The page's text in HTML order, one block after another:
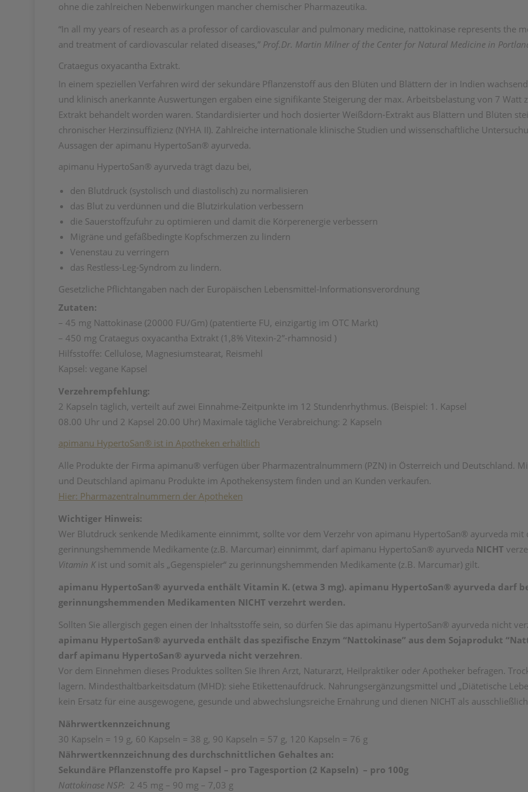
ohne die zahlreichen Nebenwirkungen mancher chemischer Pharmazeutika.
“In all my years of research as a professor of cardiovascular and pulmonary medicine, nattokinase represents the
and treatment of cardiovascular related diseases,” Prof.Dr. Martin Milner of the Center for Natural Medicine in
Crataegus oxyacantha Extrakt.
In einem speziellen Verfahren wird der sekundäre Pflanzenstoff aus den Blüten und Blättern der in Indien
und klinisch anerkannte Auswertungen ergaben eine signifikante Steigerung der max. Arbeitsbelastung von 7
Extrakt behandelt worden waren. Standardisierter und hoch dosierter Weißdorn-Extrakt aus Blättern und Blüten
chronischer Herzinsuffizienz (NYHA II). Zahlreiche internationale klinische Studien und wissenschaftliche
Aussagen der apimanu HypertoSan® ayurveda.
apimanu HypertoSan® ayurveda trägt dazu bei,
den Blutdruck (systolisch und diastolisch) zu normalisieren
das Blut zu verdünnen und die Blutzirkulation verbessern
die Sauerstoffzufuhr zu optimieren und damit die Körperenergie verbessern
Migräne und gefäßbedingte Kopfschmerzen zu lindern
Venenstau zu verringern
das Restless-Leg-Syndrom zu lindern.
Gesetzliche Pflichtangaben nach der Europäischen Lebensmittel-Informationsverordnung
Zutaten:
– 45 mg Nattokinase (20000 FU/Gm) (patentierte FU, einzigartig im OTC Markt)
– 450 mg Crataegus oxyacantha Extrakt (1,8% Vitexin-2”-rhamnosid )
Hilfsstoffe: Cellulose, Magnesiumstearat, Reismehl
Kapsel: vegane Kapsel
Verzehrempfehlung:
2 Kapseln täglich, verteilt auf zwei Einnahme-Zeitpunkte im 12 Stundenrhythmus. (Beispiel: 1. Kapsel
08.00 Uhr und 2 Kapsel 20.00 Uhr) Maximale tägliche Verabreichung: 2 Kapseln
apimanu HypertoSan® ist in Apotheken erhältlich
Alle Produkte der Firma apimanu® verfügen über Pharmazentralnummern (PZN) in Österreich und Deutschland.
und Deutschland apimanu Produkte im Apothekensystem finden und an Kunden verkaufen.
Hier: Pharmazentralnummern der Apotheken
Wichtiger Hinweis:
Wer Blutdruck senkende Medikamente einnimmt, sollte vor dem Verzehr von apimanu HypertoSan® ayurveda
gerinnungshemmende Medikamente (z.B. Marcumar) einnimmt, darf apimanu HypertoSan® ayurveda NICHT
Vitamin K ist und somit als „Gegenspieler“ zu gerinnungshemmenden Medikamente (z.B. Marcumar) gilt.
apimanu HypertoSan® ayurveda enthält Vitamin K. (etwa 3 mg). apimanu HypertoSan® ayurveda darf
gerinnungshemmenden Medikamenten NICHT verzehrt werden.
Sollten Sie allergisch gegen einen der Inhaltsstoffe sein, so dürfen Sie das apimanu HypertoSan® ayurveda nicht
apimanu HypertoSan® ayurveda enthält das spezifische Enzym “Nattokinase” aus dem Sojaprodukt
darf apimanu HypertoSan® ayurveda nicht verzehren.
Vor dem Einnehmen dieses Produktes sollten Sie Ihren Arzt, Naturarzt, Heilpraktiker oder Apotheker befragen.
lagern. Mindesthaltbarkeitsdatum (MHD): siehe Etikettenaufdruck. Nahrungsergänzungsmittel und „Diätetische
kein Ersatz für eine ausgewogene, gesunde und abwechslungsreiche Ernährung und dienen NICHT als
Nährwertkennzeichnung
30 Kapseln = 19 g, 60 Kapseln = 38 g, 90 Kapseln = 57 g, 120 Kapseln = 76 g
Nährwertkennzeichnung des durchschnittlichen Gehaltes an:
Sekundäre Pflanzenstoffe pro Kapsel – pro Tagesportion (2 Kapseln) – pro 100g
Nattokinase NSP: 2 45 mg – 90 mg – 7,03 g